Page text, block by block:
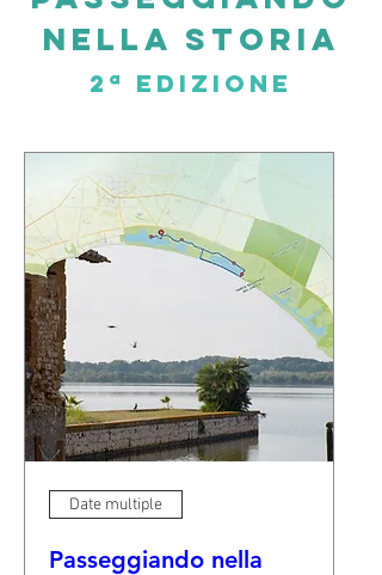
nella storia
2ª edizione
Date multiple
Passeggiando nella